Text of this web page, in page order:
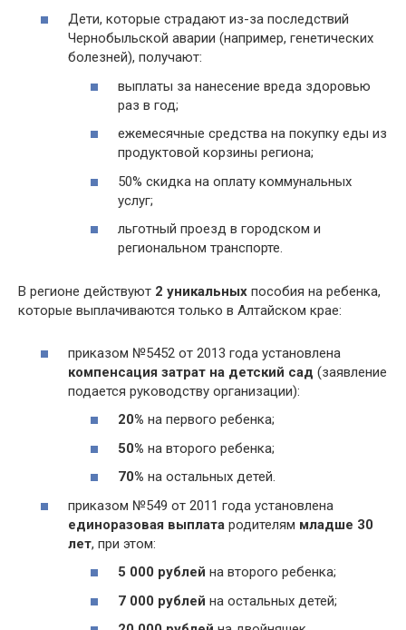
Дети, которые страдают из-за последствий
Чернобыльской аварии (например, генетических
болезней), получают:
выплаты за нанесение вреда здоровью
раз в год;
ежемесячные средства на покупку еды из
продуктовой корзины региона;
50% скидка на оплату коммунальных
услуг;
льготный проезд в городском и
региональном транспорте.
В регионе действуют 2 уникальных пособия на ребенка,
которые выплачиваются только в Алтайском крае:
приказом №5452 от 2013 года установлена
компенсация затрат на детский сад (заявление
подается руководству организации):
20% на первого ребенка;
50% на второго ребенка;
70% на остальных детей.
приказом №549 от 2011 года установлена
единоразовая выплата родителям младше 30
лет, при этом:
5 000 рублей на второго ребенка;
7 000 рублей на остальных детей;